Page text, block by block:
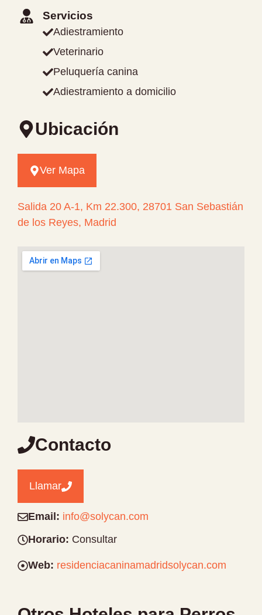
Servicios
Adiestramiento
Veterinario
Peluquería canina
Adiestramiento a domicilio
Ubicación
Ver Mapa
Salida 20 A-1, Km 22.300, 28701 San Sebastián
de los Reyes, Madrid
Contacto
Llamar
Email: info@solycan.com
Horario: Consultar
Web: residenciacaninamadridsolycan.com